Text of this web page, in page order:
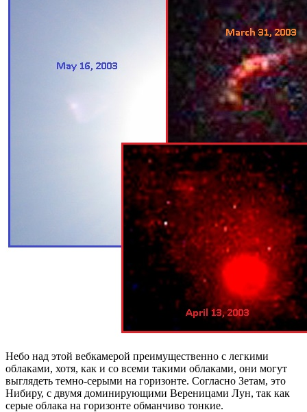
Небо над этой вебкамерой преимущественно с легкими
облаками, хотя, как и со всеми такими облаками, они могут
выглядеть темно-серыми на горизонте. Согласно Зетам, это
Нибиру, с двумя доминирующими Вереницами Лун, так как
серые облака на горизонте обманчиво тонкие.